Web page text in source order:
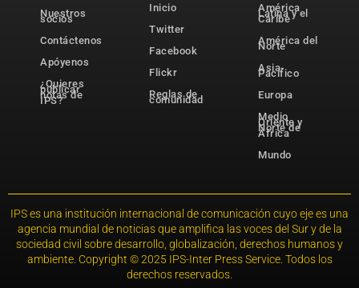
Nuestros
socios
Contáctenos
Apóyenos
¿Quieres
publicar
notas de
IPS?
Inicio
Twitter
Facebook
Flickr
Reglas de
comunidad
América
Latina y el
Caribe
América del
Norte
Asia-
Pacífico
Europa
Medio
Oriente y
Norte de
África
Mundo
IPS es una institución internacional de comunicación cuyo eje es una
agencia mundial de noticias que amplifica las voces del Sur y de la
sociedad civil sobre desarrollo, globalización, derechos humanos y
ambiente. Copyright © 2025 IPS-Inter Press Service. Todos los
derechos reservados.